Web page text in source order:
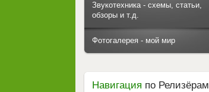
Звукотехника - схемы, статьи,
обзоры и т.д.
Фотогалерея - мой мир
Навигация по Релизёрам